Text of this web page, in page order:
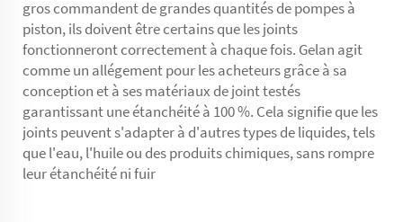
gros commandent de grandes quantités de pompes à
piston, ils doivent être certains que les joints
fonctionneront correctement à chaque fois. Gelan agit
comme un allégement pour les acheteurs grâce à sa
conception et à ses matériaux de joint testés
garantissant une étanchéité à 100 %. Cela signifie que les
joints peuvent s'adapter à d'autres types de liquides, tels
que l'eau, l'huile ou des produits chimiques, sans rompre
leur étanchéité ni fuir